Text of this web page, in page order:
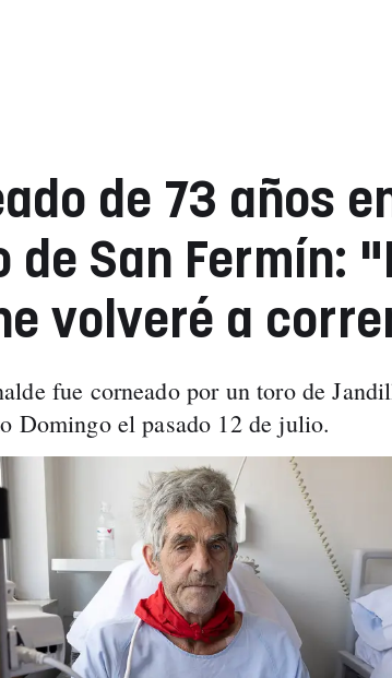
de 73 años
de San Fermín:
volveré a
fue corneado por un toro de
Domingo el pasado 12 de julio.